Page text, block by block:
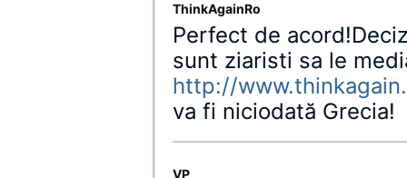
ThinkAgainRo
Perfect de
sunt ziaristi sa le
http://
va fi niciodată Grecia!
VP